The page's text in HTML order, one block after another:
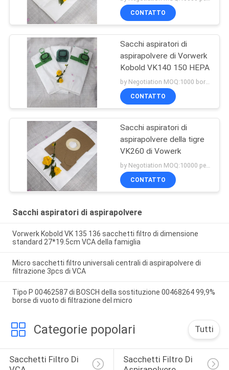
CONTATTO
Sacchi aspiratori di
aspirapolvere di Vorwerk
Kobold VK140 150 HEPA
CONTATTO
Sacchi aspiratori di
aspirapolvere della tigre
VK260 di Vowerk
CONTATTO
Sacchi aspiratori di aspirapolvere
Vorwerk Kobold VK 135 136 sacchetti filtro di dimensione
standard 27*19.5cm VCA della famiglia
Micro sacchetti filtro universali centrali di aspirapolvere di
filtrazione 3pcs di VCA
Tipo P 00462587 di BOSCH della sostituzione 00468264 99,9%
borse di vuoto di filtrazione del micro
Categorie popolari Tutti
Sacchetti Filtro Di
Sacchetti Filtro Di